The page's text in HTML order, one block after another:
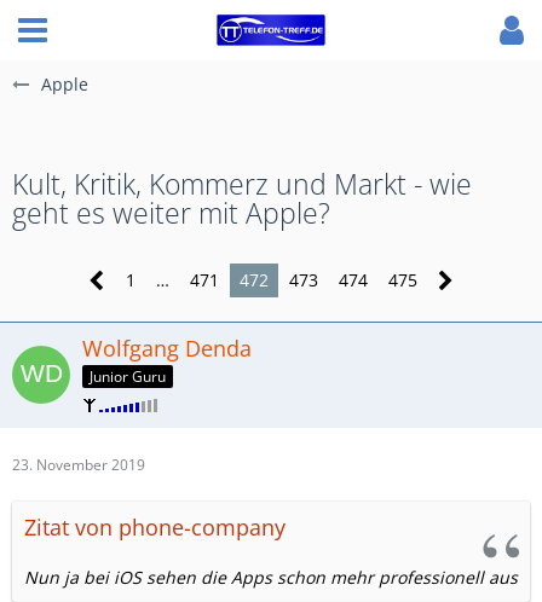
Apple
Kult, Kritik, Kommerz und Markt - wie
geht es weiter mit Apple?
1 … 471 472 473 474 475
Wolfgang Denda
Junior Guru
23. November 2019
Zitat von phone-company
Nun ja bei iOS sehen die Apps schon mehr professionell aus